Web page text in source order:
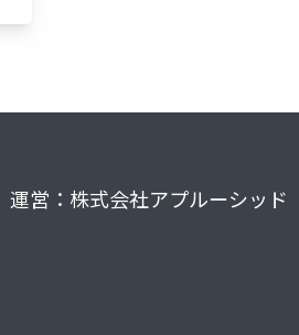
運営：株式会社アプルーシッド